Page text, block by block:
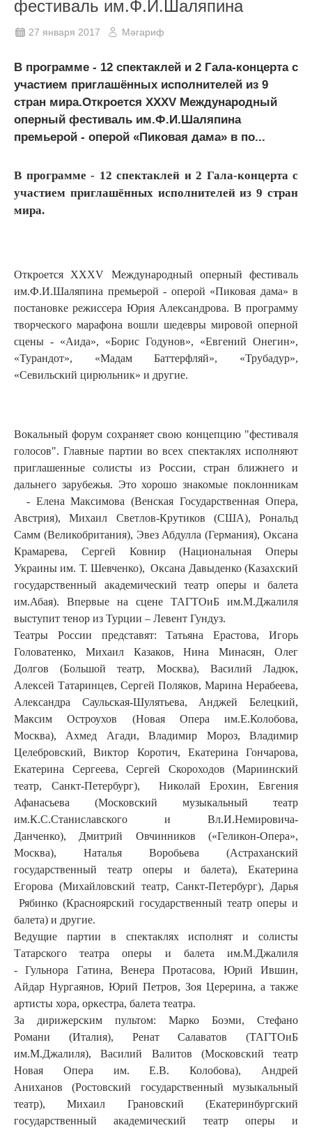
фестиваль им.Ф.И.Шаляпина
27 января 2017 Мәгариф
В программе - 12 спектаклей и 2 Гала-концерта с
участием приглашённых исполнителей из 9
стран мира.Откроется XXXV Международный
оперный фестиваль им.Ф.И.Шаляпина
премьерой - оперой «Пиковая дама» в по...
В программе - 12 спектаклей и 2 Гала-концерта с
участием приглашённых исполнителей из 9 стран
мира.
Откроется XXXV Международный оперный фестиваль
им.Ф.И.Шаляпина премьерой - оперой «Пиковая дама» в
постановке режиссера Юрия Александрова. В программу
творческого марафона вошли шедевры мировой оперной
сцены - «Аида», «Борис Годунов», «Евгений Онегин»,
«Турандот», «Мадам Баттерфляй», «Трубадур»,
«Севильский цирюльник» и другие.
Вокальный форум сохраняет свою концепцию "фестиваля
голосов". Главные партии во всех спектаклях исполняют
приглашенные солисты из России, стран ближнего и
дальнего зарубежья. Это хорошо знакомые поклонникам
- Елена Максимова (Венская Государственная Опера,
Австрия), Михаил Светлов-Крутиков (США), Рональд
Самм (Великобритания), Эвез Абдулла (Германия), Оксана
Крамарева, Сергей Ковнир (Национальная Оперы
Украины им. Т. Шевченко), Оксана Давыденко (Казахский
государственный академический театр оперы и балета
им.Абая). Впервые на сцене ТАГТОиБ им.М.Джалиля
выступит тенор из Турции – Левент Гундуз.
Театры России представят: Татьяна Ерастова, Игорь
Головатенко, Михаил Казаков, Нина Минасян, Олег
Долгов (Большой театр, Москва), Василий Ладюк,
Алексей Татаринцев, Сергей Поляков, Марина Нерабеева,
Александра Саульская-Шулятьева, Анджей Белецкий,
Максим Остроухов (Новая Опера им.Е.Колобова,
Москва), Ахмед Агади, Владимир Мороз, Владимир
Целебровский, Виктор Коротич, Екатерина Гончарова,
Екатерина Сергеева, Сергей Скороходов (Мариинский
театр, Санкт-Петербург), Николай Ерохин, Евгения
Афанасьева (Московский музыкальный театр
им.К.С.Станиславского и Вл.И.Немировича-
Данченко), Дмитрий Овчинников («Геликон-Опера»,
Москва), Наталья Воробьева (Астраханский
государственный театр оперы и балета), Екатерина
Егорова (Михайловский театр, Санкт-Петербург), Дарья
Рябинко (Красноярский государственный театр оперы и
балета) и другие.
Ведущие партии в спектаклях исполнят и солисты
Татарского театра оперы и балета им.М.Джалиля
- Гульнора Гатина, Венера Протасова, Юрий Ившин,
Айдар Нургаянов, Юрий Петров, Зоя Церерина, а также
артисты хора, оркестра, балета театра.
За дирижерским пультом: Марко Боэми, Стефано
Романи (Италия), Ренат Салаватов (ТАГТОиБ
им.М.Джалиля), Василий Валитов (Московский театр
Новая Опера им. Е.В. Колобова), Андрей
Аниханов (Ростовский государственный музыкальный
театр), Михаил Грановский (Екатеринбургский
государственный академический театр оперы и